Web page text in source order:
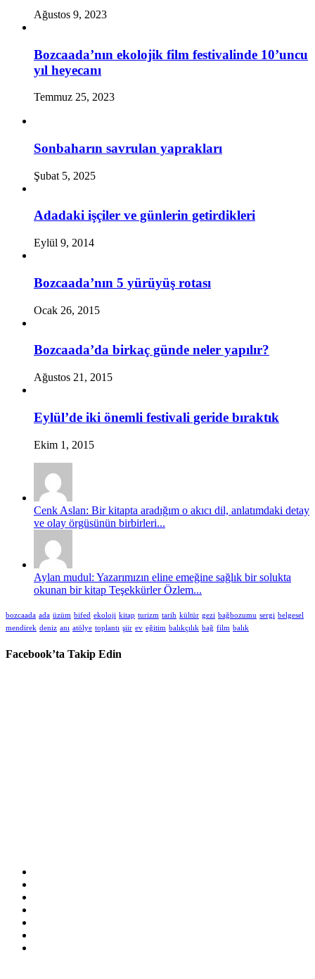
Ağustos 9, 2023
Bozcaada’nın ekolojik film festivalinde 10’uncu
yıl heyecanı
Temmuz 25, 2023
Sonbaharın savrulan yaprakları
Şubat 5, 2025
Adadaki işçiler ve günlerin getirdikleri
Eylül 9, 2014
Bozcaada’nın 5 yürüyüş rotası
Ocak 26, 2015
Bozcaada’da birkaç günde neler yapılır?
Ağustos 21, 2015
Eylül’de iki önemli festivali geride bıraktık
Ekim 1, 2015
Cenk Aslan: Bir kitapta aradığım o akıcı dil, anlatımdaki detay
ve olay örgüsünün birbirleri...
Aylan mudul: Yazarımızın eline emeğine sağlık bir solukta
okunan bir kitap Teşekkürler Özlem...
bozcaada ada üzüm bifed ekoloji kitap turizm tarih kültür gezi bağbozumu sergi belgesel
mendirek deniz anı atölye toplantı şiir ev eğitim balıkçılık bağ film balık
Facebook’ta Takip Edin